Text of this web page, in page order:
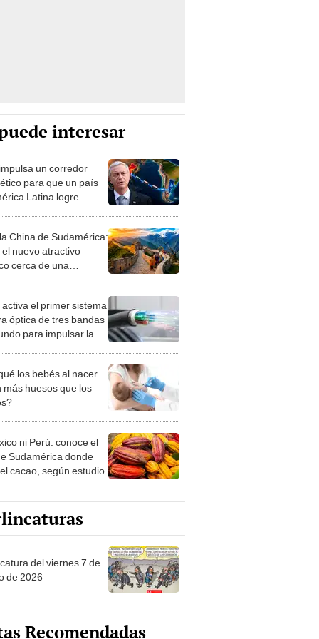
interesar
un corredor
para que un país
Latina logre
China de Sudamérica:
el nuevo atractivo
cerca de una
el primer sistema
óptica de tres bandas
para impulsar la
los bebés al nacer
más huesos que los
ni Perú: conoce el
Sudamérica donde
cacao, según estudio
del viernes 7 de
de 2026
Recomendadas